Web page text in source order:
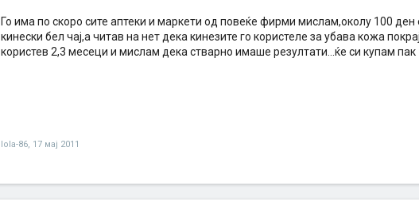
Го има по скоро сите аптеки и маркети од повеќе фирми мислам,околу 100 ден
кинески бел чај,а читав на нет дека кинезите го користеле за убава кожа
користев 2,3 месеци и мислам дека стварно имаше резултати...ќе си купам пак
lola-86, 17 мај 2011